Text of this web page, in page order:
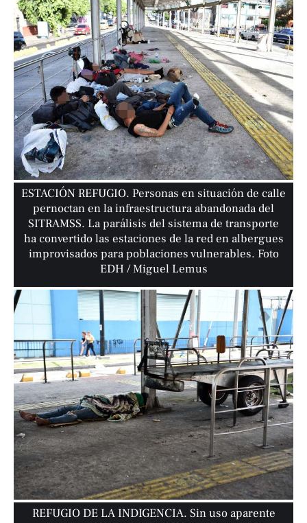
ESTACIÓN REFUGIO. Personas en situación de calle
pernoctan en la infraestructura abandonada del
SITRAMSS. La parálisis del sistema de transporte
ha convertido las estaciones de la red en albergues
improvisados para poblaciones vulnerables. Foto
EDH / Miguel Lemus
REFUGIO DE LA INDIGENCIA. Sin uso aparente